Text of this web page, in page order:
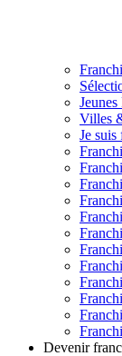
Jeunes
Villes
Je suis
Devenir